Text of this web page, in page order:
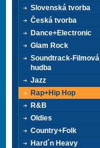
Slovenská tvorba
Česká tvorba
Dance+Electronic
Glam Rock
Soundtrack-Filmová
hudba
Jazz
Rap+Hip Hop
R&B
Oldies
Country+Folk
Hard´n Heavy